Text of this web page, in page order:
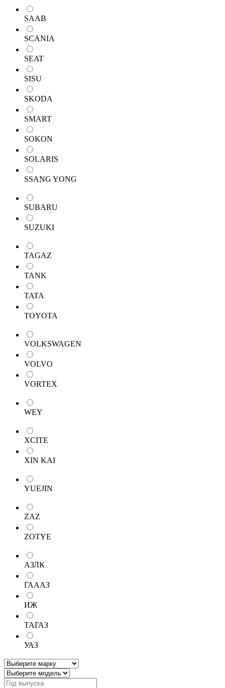
SAAB
SCANIA
SEAT
SISU
SKODA
SMART
SOKON
SOLARIS
SSANG YONG
SUBARU
SUZUKI
TAGAZ
TANK
TATA
TOYOTA
VOLKSWAGEN
VOLVO
VORTEX
WEY
XCITE
XIN KAI
YUEJIN
ZAZ
ZOTYE
АЗЛК
ГАААЗ
ИЖ
ТАГАЗ
УАЗ